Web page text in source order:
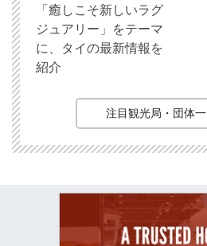
「癒しこそ新しいラグ
ジュアリー」をテーマ
に、タイの最新情報を
紹介
注目観光局・団体